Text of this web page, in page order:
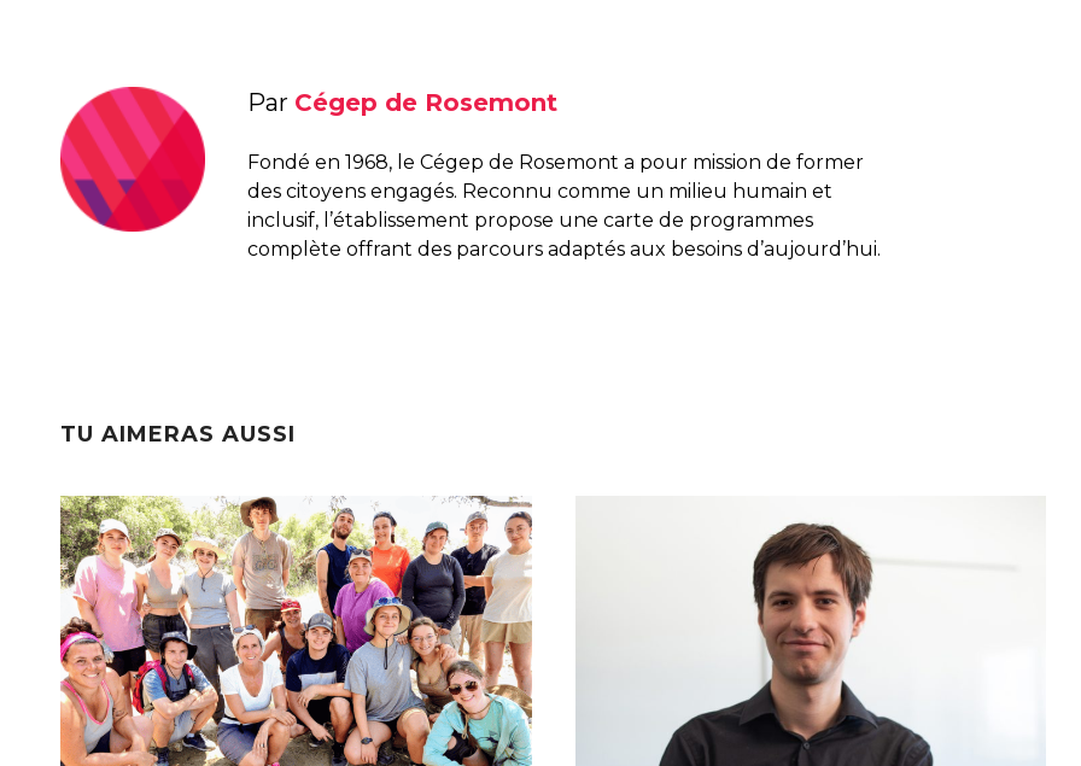
Par Cégep de Rosemont
Fondé en 1968, le Cégep de Rosemont a pour mission de former
des citoyens engagés. Reconnu comme un milieu humain et
inclusif, l’établissement propose une carte de programmes
complète offrant des parcours adaptés aux besoins d’aujourd’hui.
TU AIMERAS AUSSI